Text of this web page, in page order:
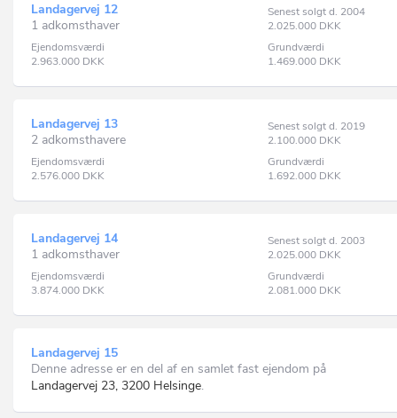
Landagervej 12
1 adkomsthaver
Senest solgt d. 2004
2.025.000 DKK
Ejendomsværdi
2.963.000 DKK
Grundværdi
1.469.000 DKK
Landagervej 13
2 adkomsthavere
Senest solgt d. 2019
2.100.000 DKK
Ejendomsværdi
2.576.000 DKK
Grundværdi
1.692.000 DKK
Landagervej 14
1 adkomsthaver
Senest solgt d. 2003
2.025.000 DKK
Ejendomsværdi
3.874.000 DKK
Grundværdi
2.081.000 DKK
Landagervej 15
Denne adresse er en del af en samlet fast ejendom på
Landagervej 23, 3200 Helsinge.